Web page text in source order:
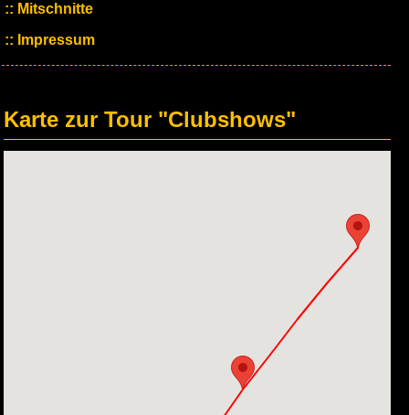
Mitschnitte
Impressum
Karte zur Tour "Clubshows"